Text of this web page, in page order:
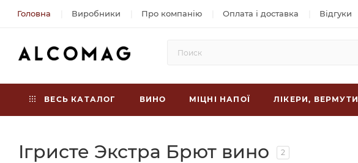
Головна Виробники Про компанію Оплата і доставка Відгуки
ВЕСЬ КАТАЛОГ ВИНО МІЦНІ НАПОЇ ЛІКЕРИ, ВЕРМУТИ
Ігристе Экстра Брют вино 2